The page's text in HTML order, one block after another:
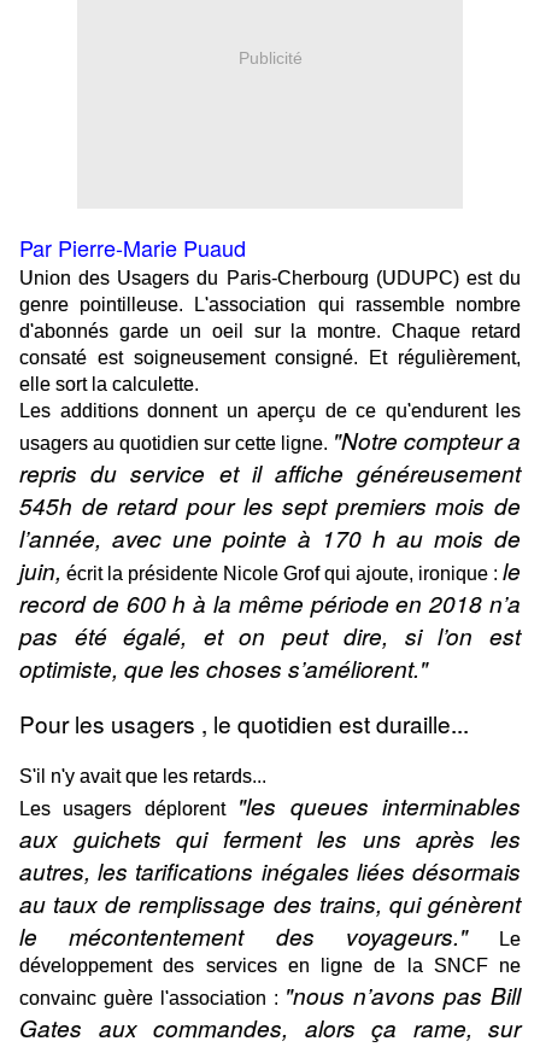
Publicité
Par Pierre-Marie Puaud
Union des Usagers du Paris-Cherbourg (UDUPC) est du
genre pointilleuse. L'association qui rassemble nombre
d'abonnés garde un oeil sur la montre. Chaque retard
consaté est soigneusement consigné. Et régulièrement,
elle sort la calculette.
Les additions donnent un aperçu de ce qu'endurent les
usagers au quotidien sur cette ligne. "Notre compteur a
repris du service et il affiche généreusement
545h de retard pour les sept premiers mois de
l’année, avec une pointe à 170 h au mois de
juin, écrit la présidente Nicole Grof qui ajoute, ironique : le
record de 600 h à la même période en 2018 n’a
pas été égalé, et on peut dire, si l’on est
optimiste, que les choses s’améliorent."
Pour les usagers , le quotidien est duraille...
S'il n'y avait que les retards...
Les usagers déplorent
"les queues interminables
aux guichets qui ferment les uns après les
autres, les tarifications inégales liées désormais
au taux de remplissage des trains, qui génèrent
le mécontentement des voyageurs."
Le
développement des services en ligne de la SNCF ne
convainc guère l'association : "nous n’avons pas Bill
Gates aux commandes, alors ça rame, sur